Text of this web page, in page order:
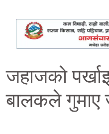
जहाजको
बालकले गुमाए